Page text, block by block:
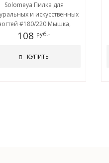
Solomeya Пилка для
и искусственных
#180/220 Мышка,
удачу /Mouse for
108 руб.-
КУПИТЬ